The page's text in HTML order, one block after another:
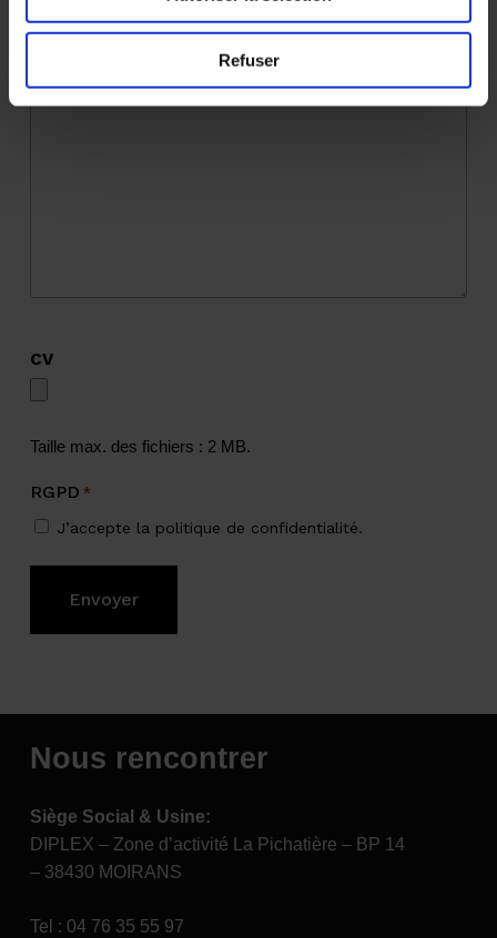
Refuser
CV
Taille max. des fichiers : 2 MB.
RGPD *
J’accepte la politique de confidentialité.
Nous rencontrer
Siège Social & Usine:
DIPLEX – Zone d’activité La Pichatière – BP 14
– 38430 MOIRANS
Tel : 04 76 35 55 97